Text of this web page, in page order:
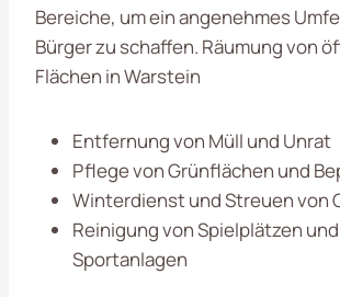
Bereiche, um ein angenehmes
Bürger zu schaffen. Räumung von
Flächen in Warstein
Entfernung von Müll und Unrat
Pflege von Grünflächen und
Winterdienst und Streuen von
Reinigung von Spielplätzen und
Sportanlagen